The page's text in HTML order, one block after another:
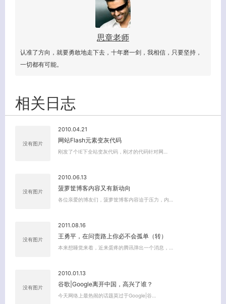
思章老师
认准了方向，就要勇敢地走下去，十年磨一剑，我相信，只要坚持，
一切都有可能。
相关日志
没有图片
2010.04.21
网站Flash元素变灰代码
刚发了个IE下全站变灰代码，刚才的代码针对网…
没有图片
2010.06.13
菠萝筐博客内容又有新动向
各位亲爱的博友们，菠萝筐博客内容迫于压力，内…
没有图片
2011.08.16
王勇平，在问责路上你必不会孤单（转）
本来想睡觉来着，近来蛋疼的腾讯弹出一个消息，…
没有图片
2010.01.13
谷歌|Google离开中国，高兴了谁？
今天网络上最热闹的话题莫过于Google|谷…